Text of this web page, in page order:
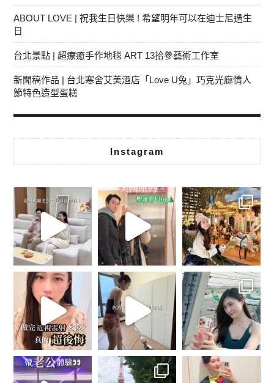
ABOUT LOVE | 祝我生日快樂 ! 希望明年可以在迪士尼過生
日
台北景點 | 超療癒手作地毯 ART 13拾參藝術工作室
新聞稿作品 | 台北寒舍艾美酒店「Love U兔」巧克光廊情人
節特色造型蛋糕
Instagram